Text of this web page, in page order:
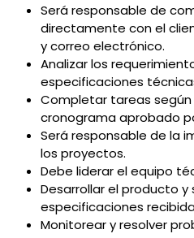
Será responsable de
directamente con el
y correo electrónico.
Analizar los
especificaciones
Completar tareas según
cronograma aprobado
Será responsable de la
los proyectos.
Debe liderar el equipo
Desarrollar el producto
especificaciones
Monitorear y resolver